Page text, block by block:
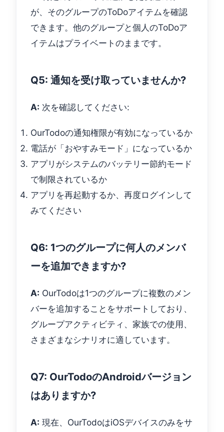
が、そのグループのToDoアイテムを確認
できます。他のグループと個人のToDoア
イテムはプライベートのままです。
Q5: 通知を受け取っていませんか?
A: 次を確認してください:
OurTodoの通知権限が有効になっているか
電話が「おやすみモード」になっているか
アプリがシステムのバッテリー節約モード
で制限されているか
アプリを再起動するか、再度ログインして
みてください
Q6: 1つのグループに何人のメンバ
ーを追加できますか?
A: OurTodoは1つのグループに複数のメン
バーを追加することをサポートしており、
グループアクティビティ、家族での使用、
さまざまなシナリオに適しています。
Q7: OurTodoのAndroidバージョン
はありますか?
A: 現在、OurTodoはiOSデバイスのみをサ